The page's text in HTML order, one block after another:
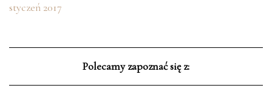
styczeń 2017
Polecamy zapoznać się z: